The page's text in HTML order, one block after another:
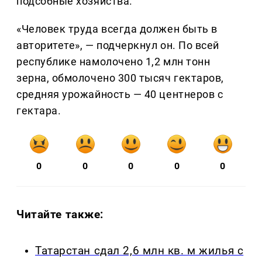
«Человек труда всегда должен быть в
авторитете», — подчеркнул он. По всей
республике намолочено 1,2 млн тонн
зерна, обмолочено 300 тысяч гектаров,
средняя урожайность — 40 центнеров с
гектара.
0 0 0 0 0
Читайте также:
Татарстан сдал 2,6 млн кв. м жилья с